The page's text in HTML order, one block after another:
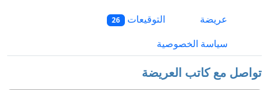
عريضة التوقيعات 26
سياسة الخصوصية
تواصل مع كاتب العريضة